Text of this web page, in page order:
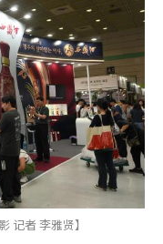
记者 李雅贤】